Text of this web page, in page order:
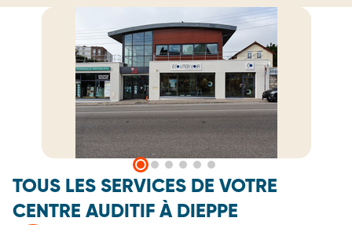
TOUS LES SERVICES DE VOTRE
CENTRE AUDITIF À DIEPPE